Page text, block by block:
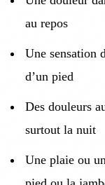
au repos
Une sensation
d’un pied
Des douleurs
surtout la nuit
Une plaie ou